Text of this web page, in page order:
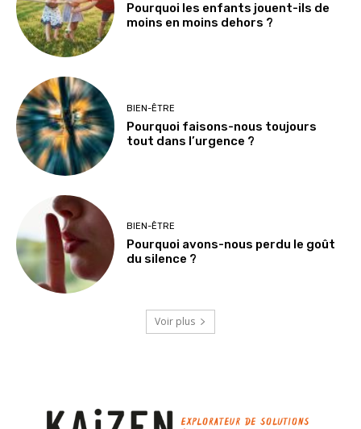
Pourquoi les enfants jouent-ils de
moins en moins dehors ?
BIEN-ÊTRE
Pourquoi faisons-nous toujours
tout dans l’urgence ?
BIEN-ÊTRE
Pourquoi avons-nous perdu le goût
du silence ?
Voir plus